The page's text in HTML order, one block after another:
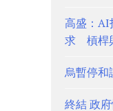
高盛：
求 槓桿
烏暫停和
終結 政